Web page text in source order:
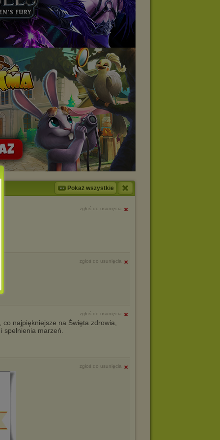
Pokaż wszystkie
zgłoś do usunięcia
zgłoś do usunięcia
zgłoś do usunięcia
najpiękniejsze na Święta zdrowia,
marzeń.
zgłoś do usunięcia